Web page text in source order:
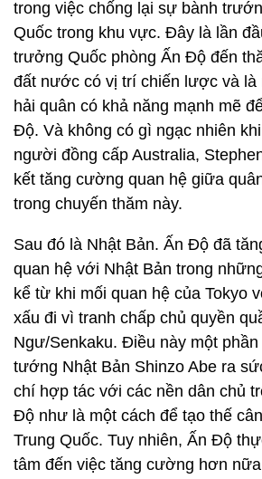
trong việc chống lại sự bành
Quốc trong khu vực. Đây là lần
trưởng Quốc phòng Ấn Độ đến
đất nước có vị trí chiến lược và là
hải quân có khả năng mạnh mẽ
Độ. Và không có gì ngạc nhiên
người đồng cấp Australia,
kết tăng cường quan hệ giữa
trong chuyến thăm này.
Sau đó là Nhật Bản. Ấn Độ đã
quan hệ với Nhật Bản trong
kể từ khi mối quan hệ của Tokyo
xấu đi vì tranh chấp chủ quyền
Ngư/Senkaku. Điều này một
tướng Nhật Bản Shinzo Abe ra
chí hợp tác với các nền dân chủ
Độ như là một cách để tạo thế
Trung Quốc. Tuy nhiên, Ấn Độ
tâm đến việc tăng cường hơn